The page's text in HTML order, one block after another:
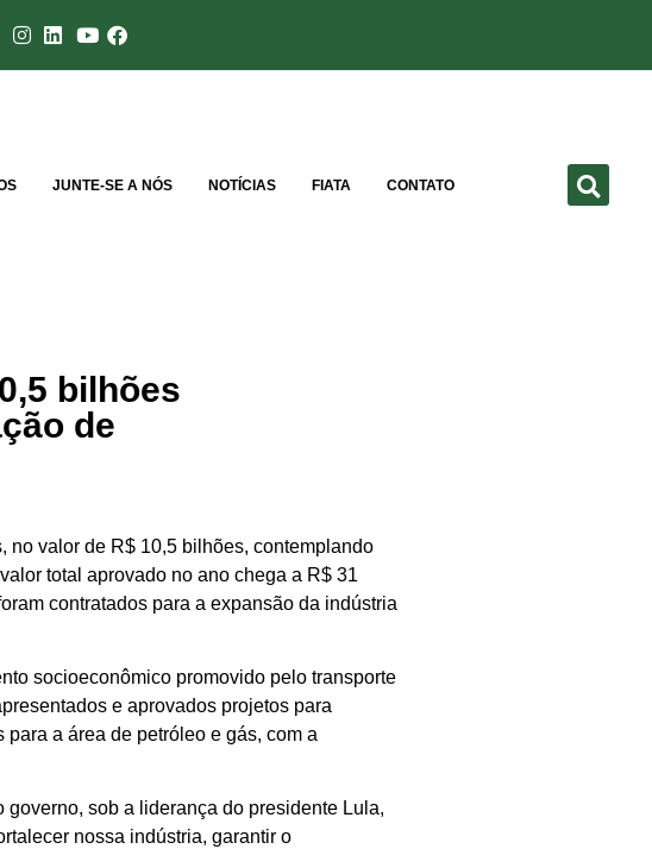
JUNTE-SE A NÓS NOTÍCIAS FIATA CONTATO
bilhões
de
no valor de R$ 10,5 bilhões, contemplando
total aprovado no ano chega a R$ 31
contratados para a expansão da indústria
socioeconômico promovido pelo transporte
e aprovados projetos para
a área de petróleo e gás, com a
sob a liderança do presidente Lula,
nossa indústria, garantir o